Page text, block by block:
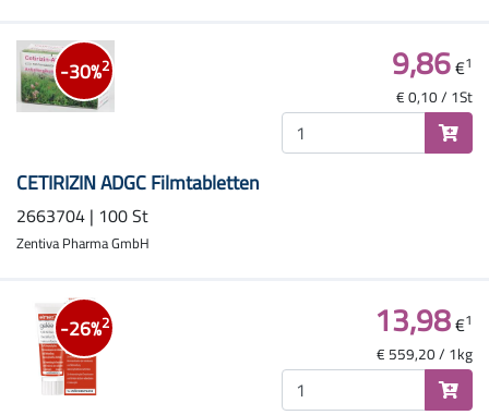
-30%2
CETIRIZIN ADGC Filmtabletten
2663704 | 100 St
Zentiva Pharma GmbH
9,86€1
€ 0,10 / 1St
-26%2 13,98€1
€ 559,20 / 1kg